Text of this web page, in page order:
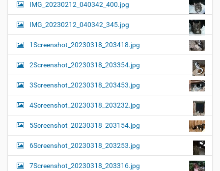
IMG_20230212_040342_400.jpg
IMG_20230212_040342_345.jpg
1Screenshot_20230318_203418.jpg
2Screenshot_20230318_203354.jpg
3Screenshot_20230318_203453.jpg
4Screenshot_20230318_203232.jpg
5Screenshot_20230318_203154.jpg
6Screenshot_20230318_203253.jpg
7Screenshot_20230318_203316.jpg